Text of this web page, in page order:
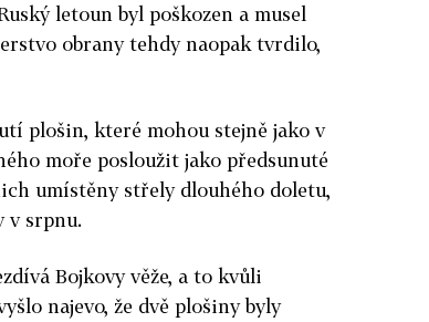
letoun byl poškozen a musel
obrany tehdy naopak tvrdilo,
plošin, které mohou stejně jako v
moře posloužit jako předsunuté
umístěny střely dlouhého doletu,
v srpnu.
Bojkovy věže, a to kvůli
najevo, že dvě plošiny byly